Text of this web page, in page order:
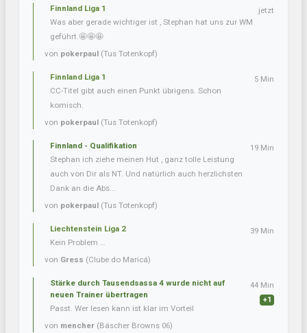
Finnland Liga 1
Was aber gerade wichtiger ist , Stephan hat uns zur WM
geführt.🤩🤩🤩
von pokerpaul (Tus Totenkopf)
jetzt
Finnland Liga 1
CC-Titel gibt auch einen Punkt übrigens. Schon
komisch.
von pokerpaul (Tus Totenkopf)
5 Min
Finnland - Qualifikation
Stephan ich ziehe meinen Hut , ganz tolle Leistung
auch von Dir als NT. Und natürlich auch herzlichsten
Dank an die Abs...
von pokerpaul (Tus Totenkopf)
19 Min
Liechtenstein Liga 2
Kein Problem …
von Gress (Clube do Maricá)
39 Min
Stärke durch Tausendsassa 4 wurde nicht auf
neuen Trainer übertragen
Passt. Wer lesen kann ist klar im Vorteil
von mencher (Bäscher Browns 06)
44 Min
+1